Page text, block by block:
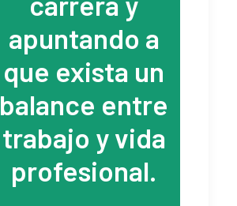
apuntando a
que exista un
balance entre
trabajo y vida
profesional.